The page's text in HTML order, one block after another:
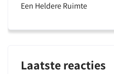
Een Heldere Ruimte
Laatste reacties